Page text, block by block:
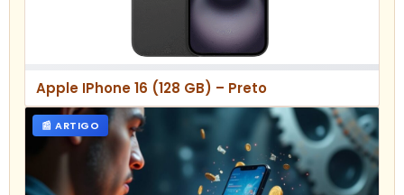
Apple IPhone 16 (128 GB) – Preto
📰 ARTIGO